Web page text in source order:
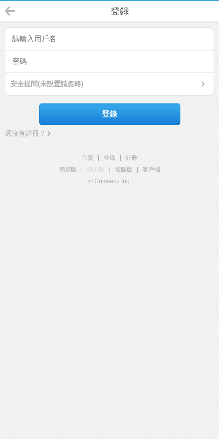
登錄
安全提問(未設置請忽略)
登錄
還沒有註冊？
首頁 登錄
註冊
簡易版
觸屏版 電腦版
客戶端
© Comsenz Inc.